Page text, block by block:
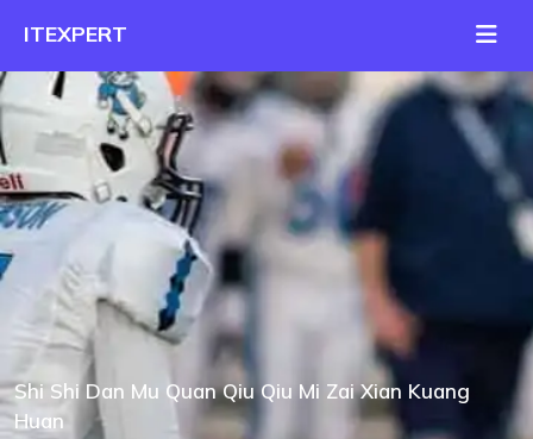
Shi Shi Dan Mu Quan Qiu Qiu Mi Zai Xian Kuang
Huan